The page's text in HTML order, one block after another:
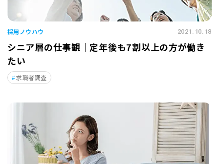
採用ノウハウ 2021.10.18
シニア層の仕事観｜定年後も7割以上の方が働き
たい
求職者調査